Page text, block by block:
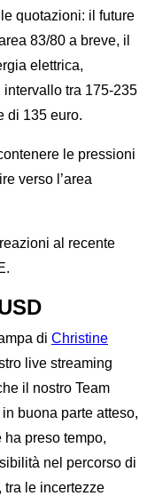
quotazioni: il future
83/80 a breve, il
elettrica,
tra 175-235
di 135 euro.
le pressioni
verso l’area
al recente
di Christine
live streaming
il nostro Team
buona parte atteso,
preso tempo,
nel percorso di
tra le incertezze